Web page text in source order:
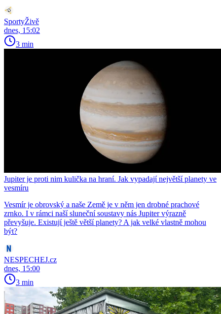
SportyŽivě
dnes, 15:02
3 min
Jupiter je proti nim kulička na hraní. Jak vypadají největší planety ve
vesmíru
Vesmír je obrovský a naše Země je v něm jen drobné prachové
zrnko. I v rámci naší sluneční soustavy nás Jupiter výrazně
převyšuje. Existují ještě větší planety? A jak velké vlastně mohou
být?
NESPECHEJ.cz
dnes, 15:00
3 min